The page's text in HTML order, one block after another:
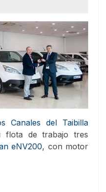
Canales del Taibilla
flota de trabajo tres
eNV200, con motor